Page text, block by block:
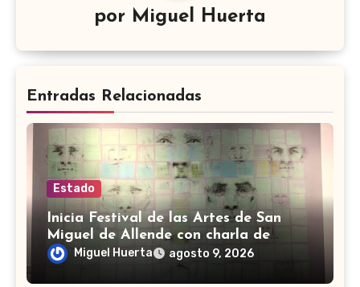
por Miguel Huerta
Entradas Relacionadas
Estado
Inicia Festival de las Artes de San
Miguel de Allende con charla de
Edgardo Kerlegand
Miguel Huerta agosto 9, 2026